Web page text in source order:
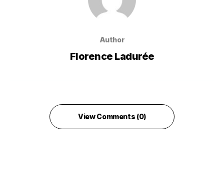
Author
Florence Ladurée
View Comments (0)